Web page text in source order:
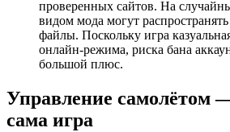
проверенных сайтов. На
видом мода могут
файлы. Поскольку игра
онлайн-режима, риска бана
большой плюс.
Управление самолётом
сама игра